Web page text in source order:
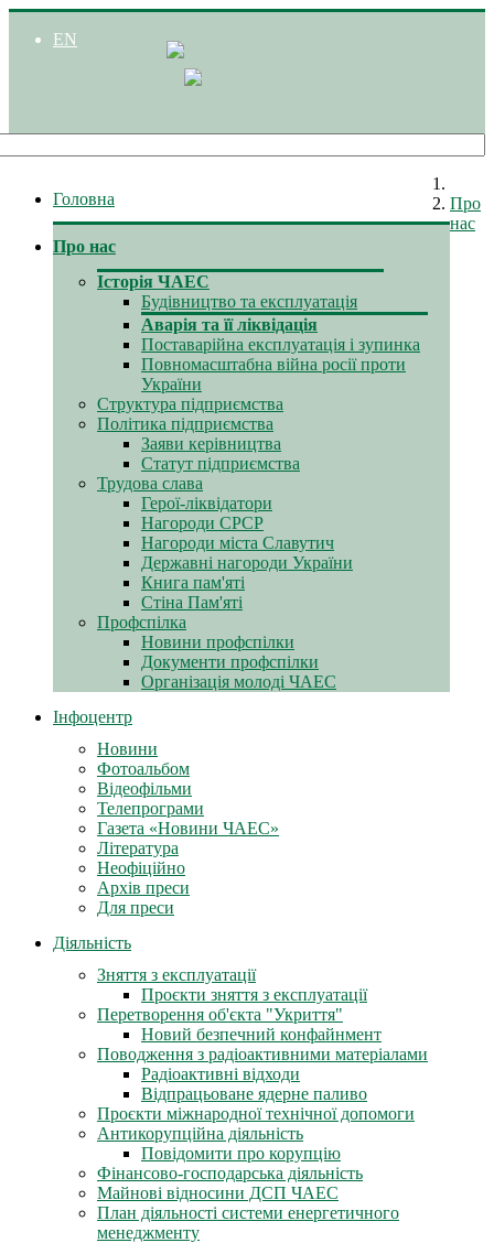
EN
Головна
Про нас
Історія ЧАЕС
Будівництво та експлуатація
Аварія та її ліквідація
Поставарійна експлуатація і зупинка
Повномасштабна війна росії проти
України
Структура підприємства
Політика підприємства
Заяви керівництва
Статут підприємства
Трудова слава
Герої-ліквідатори
Нагороди СРСР
Нагороди міста Славутич
Державні нагороди України
Книга пам'яті
Стіна Пам'яті
Профспілка
Новини профспілки
Документи профспілки
Організація молоді ЧАЕС
Інфоцентр
Новини
Фотоальбом
Відеофільми
Телепрограми
Газета «Новини ЧАЕС»
Література
Неофіційно
Архів преси
Для преси
Діяльність
Зняття з експлуатації
Проєкти зняття з експлуатації
Перетворення об'єкта "Укриття"
Новий безпечний конфайнмент
Поводження з радіоактивними матеріалами
Радіоактивні відходи
Відпрацьоване ядерне паливо
Проєкти міжнародної технічної допомоги
Антикорупційна діяльність
Повідомити про корупцію
Фінансово-господарська діяльність
Майнові відносини ДСП ЧАЕС
План діяльності системи енергетичного
менеджменту
Про
нас